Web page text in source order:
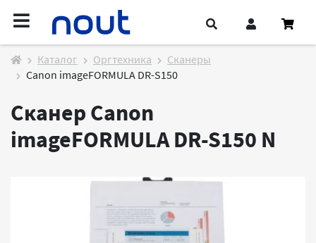
Каталог Оргтехника
Сканеры
Canon imageFORMULA DR-S150
Сканер Canon
imageFORMULA DR-S150 N